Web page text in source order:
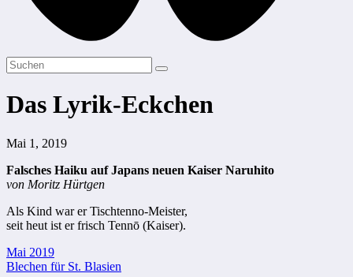
Das Lyrik-Eckchen
Mai 1, 2019
Falsches Haiku auf Japans neuen Kaiser Naruhito
von Moritz Hürtgen
Als Kind war er Tischtenno-Meister,
seit heut ist er frisch Tennō (Kaiser).
Beitragsnavigation
Mai 2019
Blechen für St. Blasien